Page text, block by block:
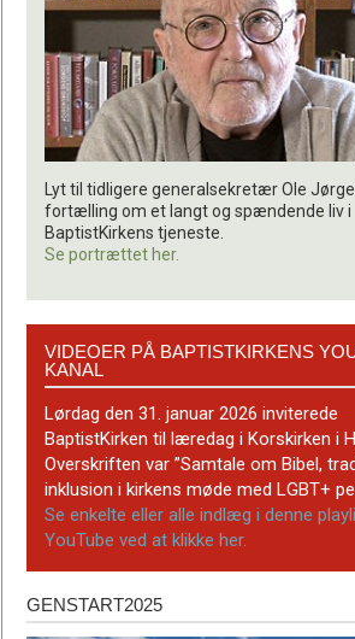
Lyt til tidligere generalsekretær Ole
fortælling om et langt og spændende liv i
BaptistKirkens tjeneste.
Se portrættet her.
BaptistKirkens
YouTube-
kanal
VIDEOER PÅ BAPTISTKIRKENS
KANAL
Lørdag den 31. januar 2026 inviterede
BaptistKirken til læredag i Korskirken i
Overskriften var ”Samtale om Bibel,
inklusion i kirkens møde med LGBT+
Se enkelte eller alle indlæg i denne
YouTube ved at klikke her.
Genstart2025
GENSTART2025